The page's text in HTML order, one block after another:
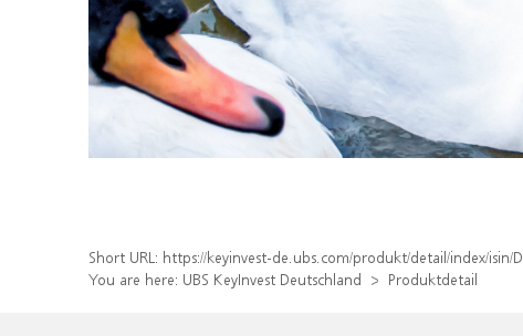
Short URL: https://keyinvest-de.ubs.com/produkt/detail/index/isin/
You are here: UBS KeyInvest Deutschland Produktdetail